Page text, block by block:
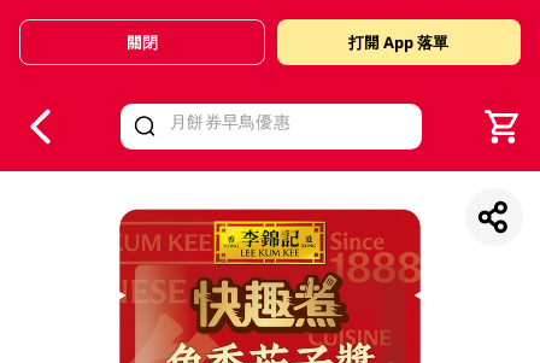
Valid Until 30 June 2026
關閉 打開 App 落單